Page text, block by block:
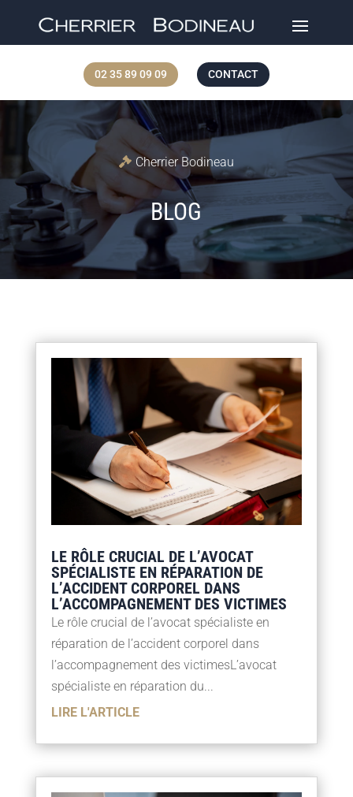
02 35 89 09 09 CONTACT
Cherrier Bodineau
BLOG
LE RÔLE CRUCIAL DE L’AVOCAT
SPÉCIALISTE EN RÉPARATION DE
L’ACCIDENT CORPOREL DANS
L’ACCOMPAGNEMENT DES VICTIMES
Le rôle crucial de l’avocat spécialiste en
réparation de l’accident corporel dans
l’accompagnement des victimesL’avocat
spécialiste en réparation du...
LIRE L'ARTICLE